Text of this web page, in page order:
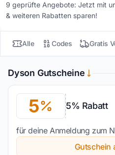
9 geprüfte Angebote: Jetzt mit
& weiteren Rabatten sparen!
Alle Codes Gratis
Dyson Gutscheine
5 5% Rabatt
für deine Anmeldung zum
Gutschein